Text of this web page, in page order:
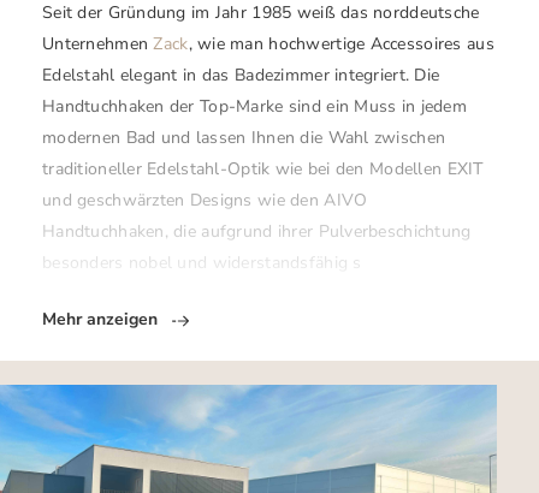
Seit der Gründung im Jahr 1985 weiß das norddeutsche
UnternehmenZack, wie man hochwertige Accessoires aus
Edelstahl elegant in das Badezimmer integriert. Die
Handtuchhaken der Top-Marke sind ein Muss in jedem
modernen Bad und lassen Ihnen die Wahl zwischen
traditioneller Edelstahl-Optik wie bei den Modellen EXIT
und geschwärzten Designs wie den AIVO
Handtuchhaken, die aufgrund ihrer Pulverbeschichtung
besonders nobel und widerstandsfähig s
Mehr anzeigen